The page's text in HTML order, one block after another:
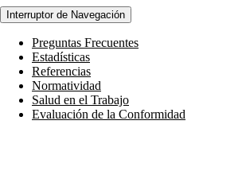
Interruptor de Navegación
Preguntas Frecuentes
Estadísticas
Referencias
Normatividad
Salud en el Trabajo
Evaluación de la Conformidad